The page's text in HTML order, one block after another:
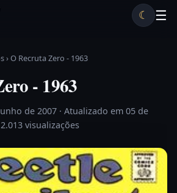
☰
☾
›O Recruta Zero - 1963
- 1963
de 2007 · Atualizado em 05 de
visualizações